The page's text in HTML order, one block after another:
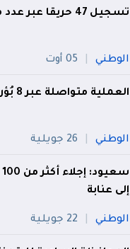
تسجيل 47 حريقا عبر عدد من ولايات الوطن
الوطني 05 أوت
العملية متواصلة عبر 8 بُؤر.. إخماد 72 حريقا خلال يوم واحد
الوطني 26 جويلية
إلى عنابة
الوطني 22 جويلية